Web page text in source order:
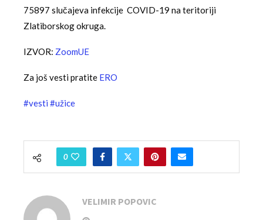
75897 slučajeva infekcije COVID-19 na teritoriji
Zlatiborskog okruga.
IZVOR: ZoomUE
Za još vesti pratite ERO
#vesti #užice
0
VELIMIR POPOVIC